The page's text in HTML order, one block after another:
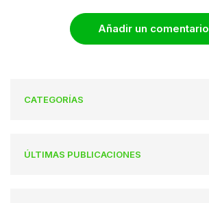
Añadir un comentario
CATEGORÍAS
ÚLTIMAS PUBLICACIONES